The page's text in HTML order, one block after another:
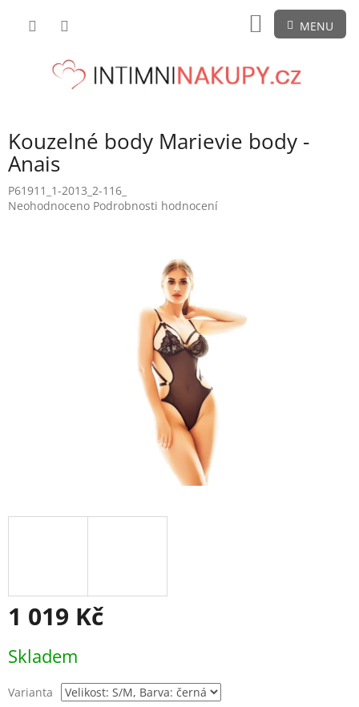
NÁKUPNÍ
KOŠÍK
Kouzelné body Marievie body -
Anais
P61911_1-2013_2-116_
Průměrné
Neohodnoceno Podrobnosti hodnocení
1 019 Kč
cena:
Skladem
Varianta